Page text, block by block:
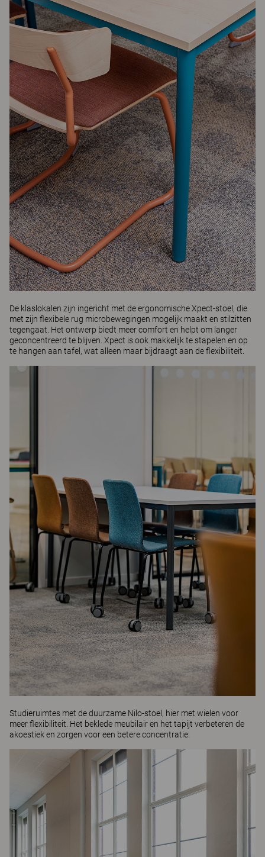
De klaslokalen zijn ingericht met de ergonomischeXpect-stoel , die
met zijn flexibele rug microbewegingen mogelijk maakt en stilzitten
tegengaat. Het ontwerp biedt meer comfort en helpt om langer
geconcentreerd te blijven. Xpect is ook makkelijk te stapelen en op
te hangen aan tafel, wat alleen maar bijdraagt aan de flexibiliteit.
Studieruimtes met de duurzame Nilo-stoel , hier met wielen voor
meer flexibiliteit. Het beklede meubilair en het tapijt verbeteren de
akoestiek en zorgen voor een betere concentratie.